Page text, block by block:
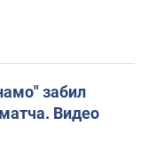
забил
Видео